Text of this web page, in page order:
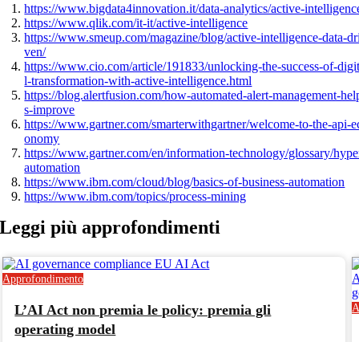
https://www.bigdata4innovation.it/data-analytics/active-
https://www.qlik.com/it-it/active-intelligence
https://www.smeup.com/magazine/blog/active-intelligence-data-
ven/
https://www.cio.com/article/191833/unlocking-the-success-of-
l-transformation-with-active-intelligence.html
https://blog.alertfusion.com/how-automated-alert-management-
s-improve
https://www.gartner.com/smarterwithgartner/welcome-to-the-api-
onomy
https://www.gartner.com/en/information-technology/glossary/
automation
https://www.ibm.com/cloud/blog/basics-of-business-automation
https://www.ibm.com/topics/process-mining
Leggi piùapprofondimenti
Approfondimento
L’AI Act non premia le policy: premia gli
operating model